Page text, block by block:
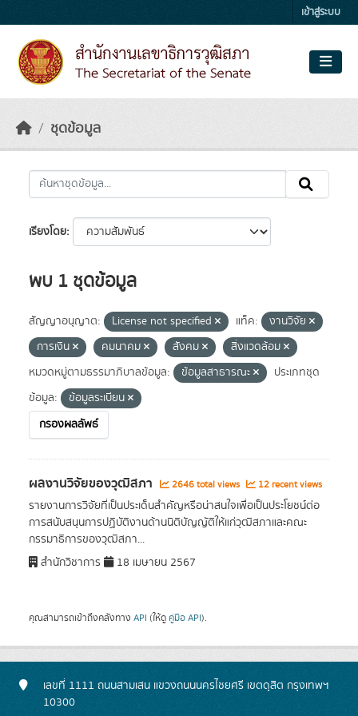
เข้าสู่ระบบ
ชุดข้อมูล
เรียงโดย
พบ 1 ชุดข้อมูล
สัญญาอนุญาต: License not specified แท็ค:
งานวิจัย
การเงิน
คมนาคม สังคม
สิ่งแวดล้อม
หมวดหมู่ตามธรรมาภิบาลข้อมูล:
ข้อมูลสาธารณะ
ประเภทชุด
ข้อมูล:
ข้อมูลระเบียน
กรองผลลัพธ์
ผลงานวิจัยของวุฒิสภา 2646 total views 12 recent views
รายงานการวิจัยที่เป็นประเด็นสำคัญหรือน่าสนใจเพื่อเป็นประโยชน์ต่อ
การสนับสนุนการปฏิบัติงานด้านนิติบัญญัติให้แก่วุฒิสภาและคณะ
กรรมาธิการของวุฒิสภา...
สำนักวิชาการ
18 เมษายน 2567
คุณสามารถเข้าถึงคลังทาง API (ให้ดู คู่มือ API).
เลขที่ 1111 ถนนสามเสน แขวงถนนนครไชยศรี เขตดุสิต กรุงเทพฯ
10300